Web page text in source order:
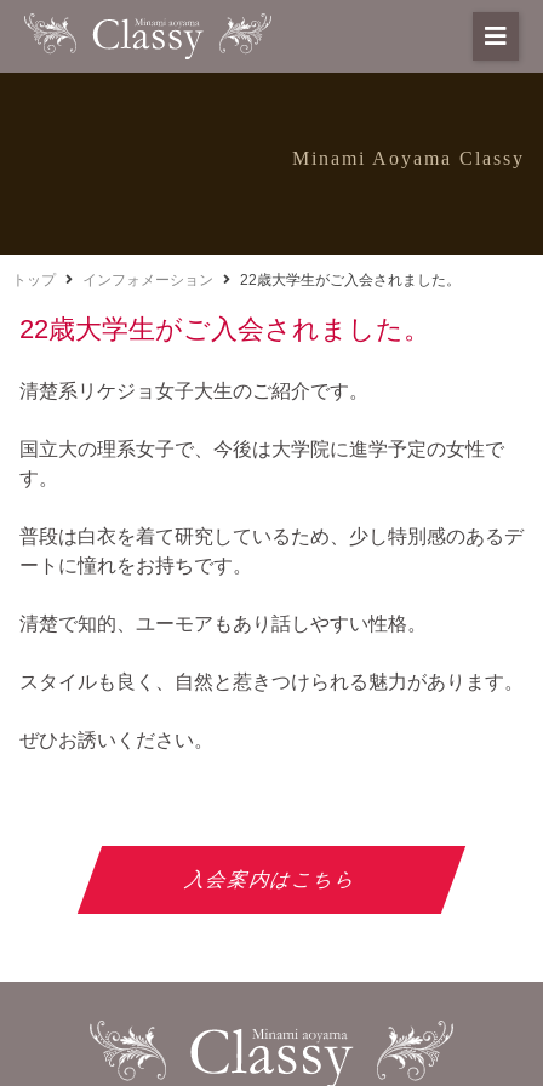
Minami Aoyama Classy
トップ インフォメーション 22歳大学生がご入会されました。
22歳大学生がご入会されました。
清楚系リケジョ女子大生のご紹介です。
国立大の理系女子で、今後は大学院に進学予定の女性で
す。
普段は白衣を着て研究しているため、少し特別感のあるデ
ートに憧れをお持ちです。
清楚で知的、ユーモアもあり話しやすい性格。
スタイルも良く、自然と惹きつけられる魅力があります。
ぜひお誘いください。
入会案内はこちら